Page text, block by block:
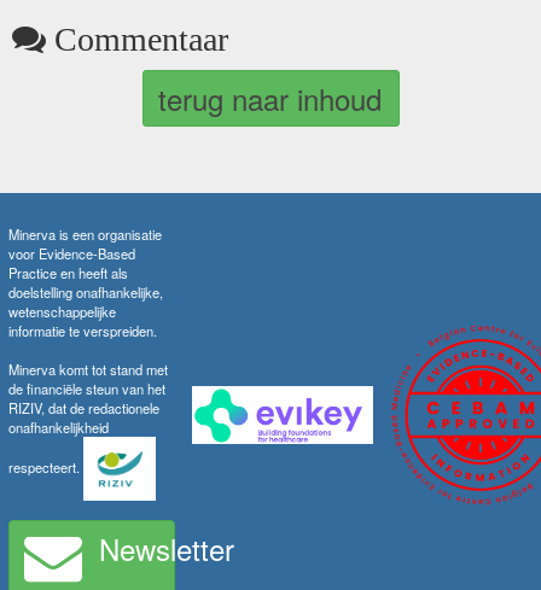
Commentaar
terug naar inhoud
Minerva is een organisatie
voor Evidence-Based
Practice en heeft als
doelstelling onafhankelijke,
wetenschappelijke
informatie te verspreiden.
Minerva komt tot stand met
de financiële steun van het
RIZIV, dat de redactionele
onafhankelijkheid
respecteert.
Newsletter